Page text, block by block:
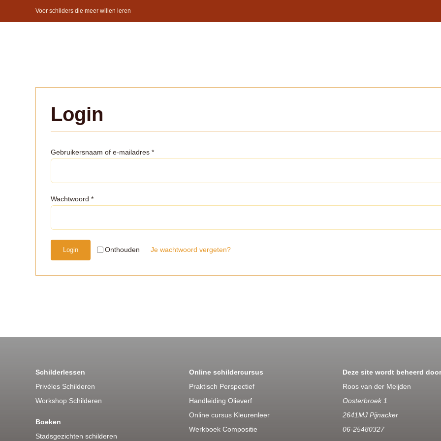
Voor schilders die meer willen leren
Login
Gebruikersnaam of e-mailadres *Vereist
Wachtwoord *Vereist
Onthouden
Login Je wachtwoord vergeten?
Schilderlessen
Privéles Schilderen
Workshop Schilderen
Boeken
Stadsgezichten schilderen
Online schildercursus
Praktisch Perspectief
Handleiding Olieverf
Online cursus Kleurenleer
Werkboek Compositie
Deze site wordt beheerd
Roos van der Meijden
Oosterbroek 1
2641MJ Pijnacker
06-25480327